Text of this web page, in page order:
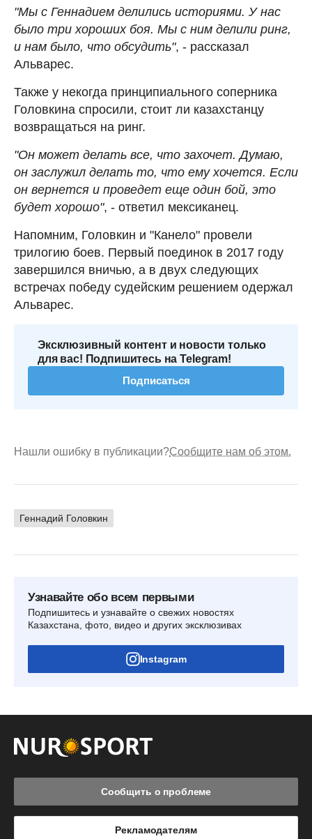
"Мы с Геннадием делились историями. У нас
было три хороших боя. Мы с ним делили ринг,
и нам было, что обсудить", - рассказал
Альварес.
Также у некогда принципиального соперника
Головкина спросили, стоит ли казахстанцу
возвращаться на ринг.
"Он может делать все, что захочет. Думаю,
он заслужил делать то, что ему хочется. Если
он вернется и проведет еще один бой, это
будет хорошо", - ответил мексиканец.
Напомним, Головкин и "Канело" провели
трилогию боев. Первый поединок в 2017 году
завершился вничью, а в двух следующих
встречах победу судейским решением одержал
Альварес.
Эксклюзивный контент и новости только
для вас! Подпишитесь на Telegram!
Подписаться
Нашли ошибку в публикации?Сообщите нам об этом.
Геннадий Головкин
Узнавайте обо всем первыми
Подпишитесь и узнавайте о свежих новостях
Казахстана, фото, видео и других эксклюзивах
Instagram
Сообщить о проблеме
Рекламодателям